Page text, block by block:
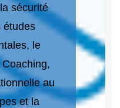
sécurité
études
le
au
et la